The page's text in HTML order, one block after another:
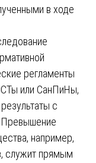
в ходе
регламенты
или СанПиНы,
с
Превышение
например,
служит прямым